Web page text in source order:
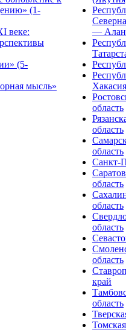
(1-
веке:
(5-
мысль»
—
Хакасия
область
область
область
Санкт-
область
область
область
область
край
область